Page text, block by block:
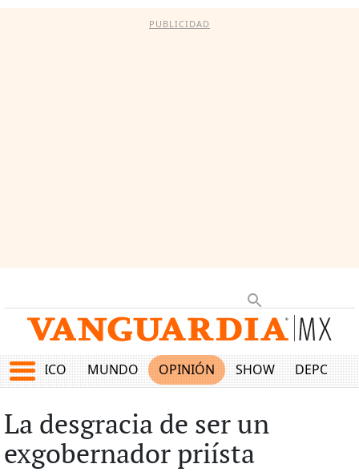
PUBLICIDAD
MÉXICO MUNDO OPINIÓN SHOW
La desgracia de ser un
exgobernador priísta